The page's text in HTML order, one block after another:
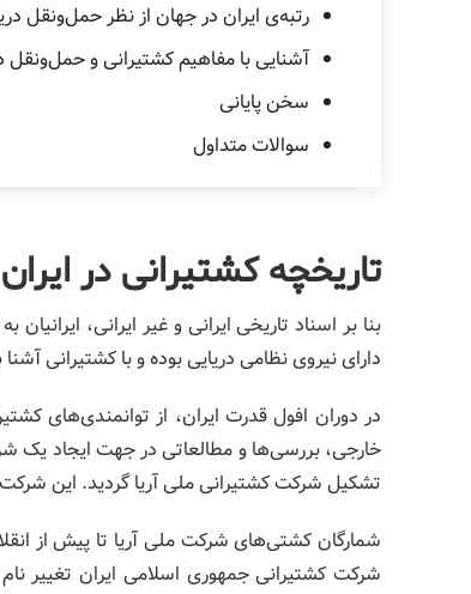
رتبه‌ی ایران در جهان از نظر حمل‌ونقل
آشنایی با مفاهیم کشتیرانی و حمل‌ونقل
سخن پایانی
سوالات متداول
تاریخچه کشتیرانی در ایران
بنا بر اسناد تاریخی ایرانی و غیر ایرانی،
دارای نیروی نظامی دریایی بوده و با کشتیرانی آشنا
در دوران افول قدرت ایران، از توانمندی‌های
تشکیل شرکت کشتیرانی ملی آریا گردید. این شرکت
شرکت کشتیرانی جمهوری اسلامی ایران تغییر